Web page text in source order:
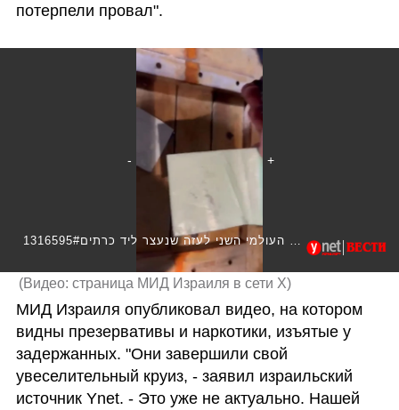
потерпели провал".
(Видео: страница МИД Израиля в сети X)
МИД Израиля опубликовал видео, на котором
видны презервативы и наркотики, изъятые у
задержанных. "Они завершили свой
увеселительный круиз, - заявил израильский
источник Ynet. - Это уже не актуально. Нашей